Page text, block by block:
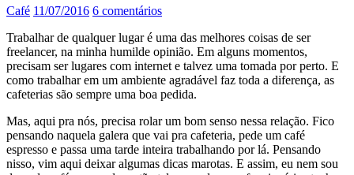
Café 11/07/2016 6 comentários
Trabalhar de qualquer lugar é uma das melhores coisas de ser
freelancer, na minha humilde opinião. Em alguns momentos,
precisam ser lugares com internet e talvez uma tomada por perto. E
como trabalhar em um ambiente agradável faz toda a diferença, as
cafeterias são sempre uma boa pedida.
Mas, aqui pra nós, precisa rolar um bom senso nessa relação. Fico
pensando naquela galera que vai pra cafeteria, pede um café
espresso e passa uma tarde inteira trabalhando por lá. Pensando
nisso, vim aqui deixar algumas dicas marotas. E assim, eu nem sou